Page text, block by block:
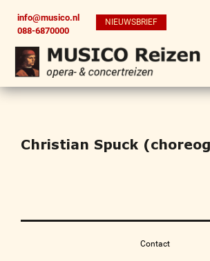
info@musico.nl
088-6870000
NIEUWSBRIEF
Christian Spuck
Contact